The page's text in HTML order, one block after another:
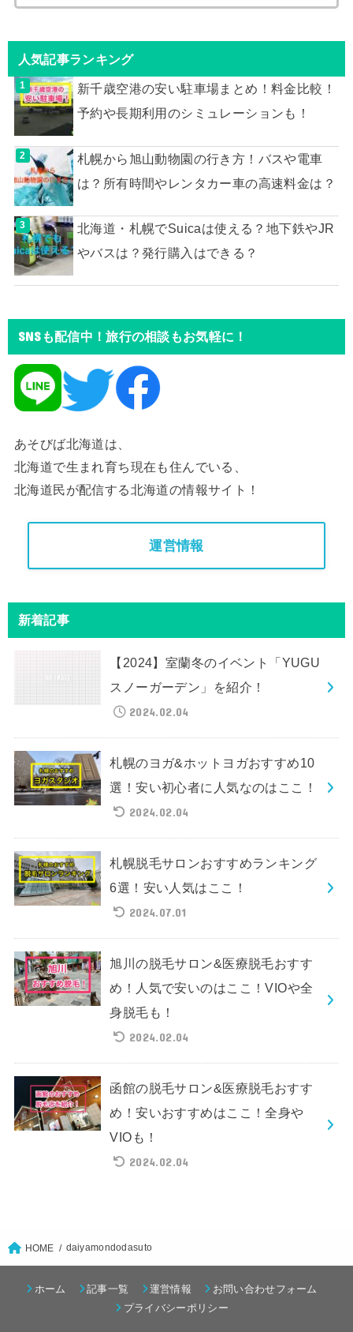
人気記事ランキング
新千歳空港の安い駐車場まとめ！料金比較！
予約や長期利用のシミュレーションも！
札幌から旭山動物園の行き方！バスや電車
は？所有時間やレンタカー車の高速料金は？
北海道・札幌でSuicaは使える？地下鉄やJR
やバスは？発行購入はできる？
SNSも配信中！旅行の相談もお気軽に！
あそびば北海道は、
北海道で生まれ育ち現在も住んでいる、
北海道民が配信する北海道の情報サイト！
運営情報
新着記事
【2024】室蘭冬のイベント「YUGU
スノーガーデン」を紹介！
2024.02.04
札幌のヨガ&ホットヨガおすすめ10
選！安い初心者に人気なのはここ！
2024.02.04
札幌脱毛サロンおすすめランキング
6選！安い人気はここ！
2024.07.01
旭川の脱毛サロン&医療脱毛おすす
め！人気で安いのはここ！VIOや全
身脱毛も！
2024.02.04
函館の脱毛サロン&医療脱毛おすす
め！安いおすすめはここ！全身や
VIOも！
2024.02.04
HOME daiyamondodasuto
ホーム 記事一覧 運営情報
お問い合わせフォーム
プライバシーポリシー